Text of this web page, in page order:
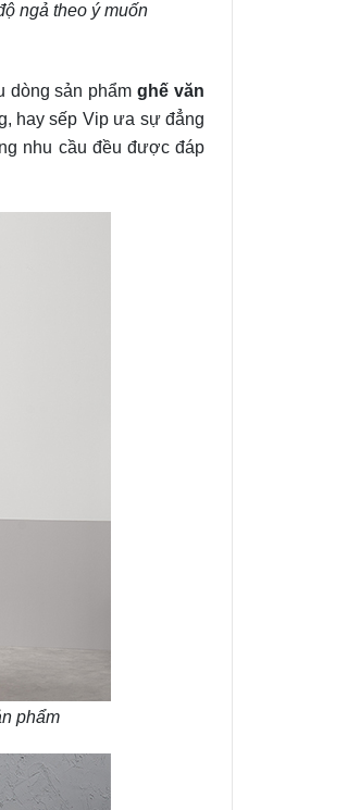
ngả theo ý muốn
dòng sản phẩmghế văn
hay sếp Vip ưa sự đẳng
nhu cầu đều được đáp
phẩm